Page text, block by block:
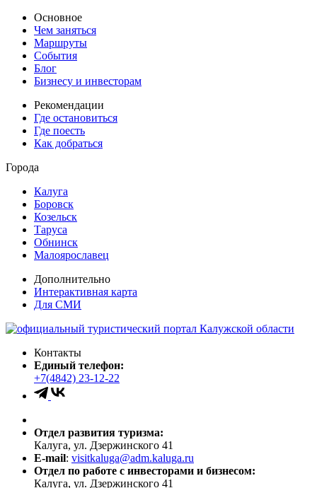
Основное
Чем заняться
Маршруты
События
Блог
Бизнесу и инвесторам
Рекомендации
Где остановиться
Где поесть
Как добраться
Города
Калуга
Боровск
Козельск
Таруса
Обнинск
Малоярославец
Дополнительно
Интерактивная карта
Для СМИ
Контакты
Единый телефон:
+7(4842) 23-12-22
Отдел развития туризма:
Калуга, ул. Дзержинского 41
E-mail: visitkaluga@adm.kaluga.ru
Отдел по работе с инвесторами и бизнесом:
Калуга, ул. Дзержинского 41